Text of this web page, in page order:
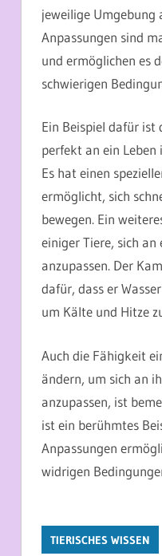
jeweilige Umgebung
Anpassungen sind
und ermöglichen es
schwierigen
Ein Beispiel dafür ist
perfekt an ein Leben
Es hat einen
ermöglicht, sich
bewegen. Ein
einiger Tiere, sich
anzupassen. Der
dafür, dass er
um Kälte und Hitze
Auch die Fähigkeit
ändern, um sich an
anzupassen, ist
ist ein berühmtes
Anpassungen
widrigen
TIERISCHES WISSEN